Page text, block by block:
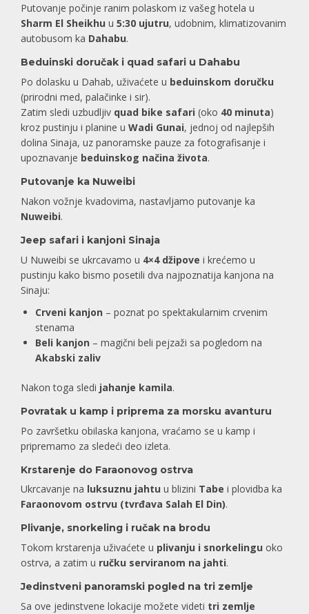
Putovanje počinje ranim polaskom iz vašeg hotela u
Sharm El Sheikhu u 5:30 ujutru, udobnim, klimatizovanim
autobusom ka Dahabu.
Beduinski doručak i quad safari u Dahabu
Po dolasku u Dahab, uživaćete u beduinskom doručku
(prirodni med, palačinke i sir).
Zatim sledi uzbudljiv quad bike safari (oko 40 minuta)
kroz pustinju i planine u Wadi Gunai, jednoj od najlepših
dolina Sinaja, uz panoramske pauze za fotografisanje i
upoznavanje beduinskog načina života.
Putovanje ka Nuweibi
Nakon vožnje kvadovima, nastavljamo putovanje ka
Nuweibi.
Jeep safari i kanjoni Sinaja
U Nuweibi se ukrcavamo u 4×4 džipove i krećemo u
pustinju kako bismo posetili dva najpoznatija kanjona na
Sinaju:
Crveni kanjon – poznat po spektakularnim crvenim
stenama
Beli kanjon – magični beli pejzaži sa pogledom na
Akabski zaliv
Nakon toga sledi jahanje kamila.
Povratak u kamp i priprema za morsku avanturu
Po završetku obilaska kanjona, vraćamo se u kamp i
pripremamo za sledeći deo izleta.
Krstarenje do Faraonovog ostrva
Ukrcavanje na luksuznu jahtu u blizini Tabe i plovidba ka
Faraonovom ostrvu (tvrđava Salah El Din).
Plivanje, snorkeling i ručak na brodu
Tokom krstarenja uživaćete u plivanju i snorkelingu oko
ostrva, a zatim u ručku serviranom na jahti.
Jedinstveni panoramski pogled na tri zemlje
Sa ove jedinstvene lokacije možete videti tri zemlje